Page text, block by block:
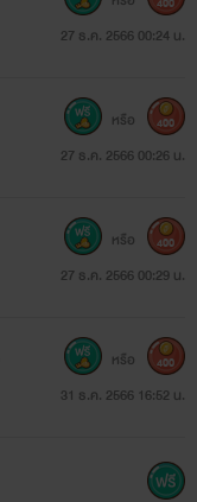
27 ธ.ค. 2566 00:24 น.
27 ธ.ค. 2566 00:26 น.
หรือ 400
27 ธ.ค. 2566 00:29 น.
หรือ 400
31 ธ.ค. 2566 16:52 น.
หรือ 400